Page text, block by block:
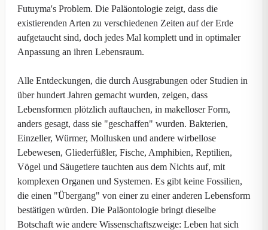
Futuyma's Problem. Die Paläontologie zeigt, dass die
existierenden Arten zu verschiedenen Zeiten auf der Erde
aufgetaucht sind, doch jedes Mal komplett und in optimaler
Anpassung an ihren Lebensraum.
Alle Entdeckungen, die durch Ausgrabungen oder Studien in
über hundert Jahren gemacht wurden, zeigen, dass
Lebensformen plötzlich auftauchen, in makelloser Form,
anders gesagt, dass sie "geschaffen" wurden. Bakterien,
Einzeller, Würmer, Mollusken und andere wirbellose
Lebewesen, Gliederfüßler, Fische, Amphibien, Reptilien,
Vögel und Säugetiere tauchten aus dem Nichts auf, mit
komplexen Organen und Systemen. Es gibt keine Fossilien,
die einen "Übergang" von einer zu einer anderen Lebensform
bestätigen würden. Die Paläontologie bringt dieselbe
Botschaft wie andere Wissenschaftszweige: Leben hat sich